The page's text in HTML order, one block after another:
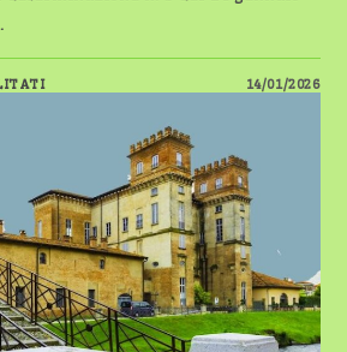
SU
ROBECCO:
MOBILITÀ
POSTO
DA
ISTRUTTORE
DIRETTIVO
CONTABILE
14/01/2026